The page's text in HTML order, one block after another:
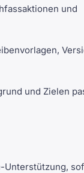
und
und Zielen
Unterstützung,